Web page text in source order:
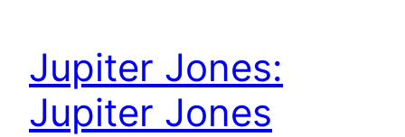
Jupiter Jones:
Jupiter Jones